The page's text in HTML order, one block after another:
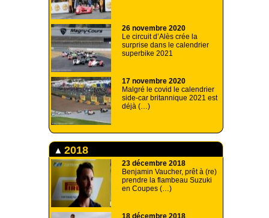
26 novembre 2020
Le circuit d’Alès crée la
surprise dans le calendrier
superbike 2021
17 novembre 2020
Malgré le covid le calendrier
side-car britannique 2021 est
déjà (…)
2018
23 décembre 2018
Benjamin Vaucher, prêt à (re)
prendre la flambeau Suzuki
en Coupes (…)
18 décembre 2018